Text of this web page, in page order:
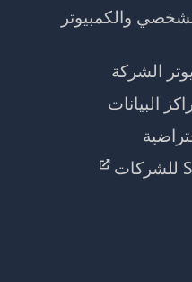
والكمبيوتر
الشركة
البيانات